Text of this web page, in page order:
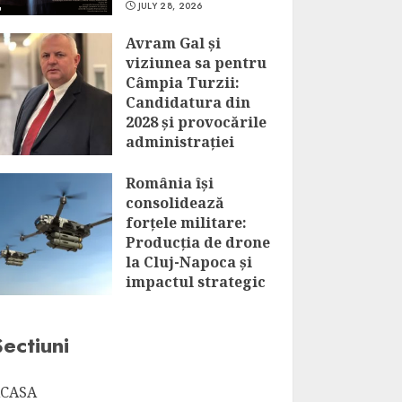
JULY 28, 2026
Avram Gal și
viziunea sa pentru
Câmpia Turzii:
Candidatura din
2028 și provocările
administrației
JULY 28, 2026
România își
consolidează
forțele militare:
Producția de drone
la Cluj-Napoca și
impactul strategic